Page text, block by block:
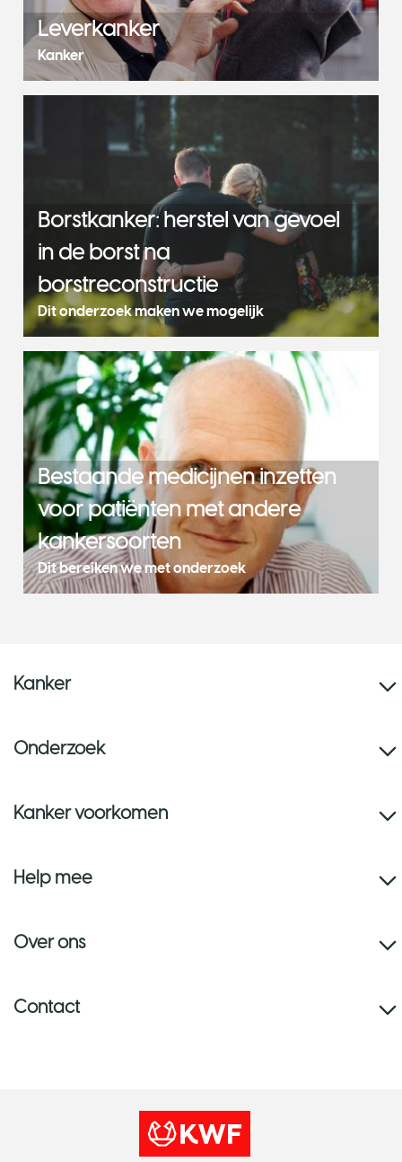
Leverkanker
Kanker
Borstkanker: herstel van gevoel
in de borst na
borstreconstructie
Dit onderzoek maken we mogelijk
Bestaande medicijnen inzetten
voor patiënten met andere
kankersoorten
Dit bereiken we met onderzoek
Kanker
Onderzoek
Kanker voorkomen
Help mee
Over ons
Contact